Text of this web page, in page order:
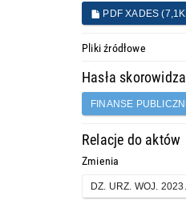
PDF XADES
Pliki źródłowe
Hasła skorowidza
FINANSE
Relacje do aktów
Zmienia
DZ. URZ. WOJ.